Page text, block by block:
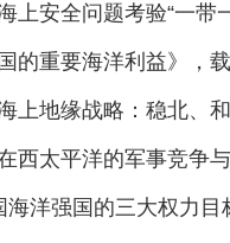
上安全问题考验“一带
的重要海洋利益》，
上地缘战略：稳北、
西太平洋的军事竞争
海洋强国的三大权力目